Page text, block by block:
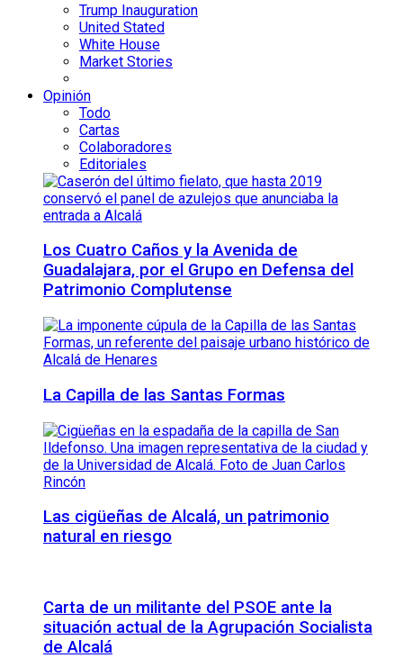
Trump Inauguration
United Stated
White House
Market Stories
Opinión
Todo
Cartas
Colaboradores
Editoriales
Los Cuatro Caños y la Avenida de
Guadalajara, por el Grupo en Defensa del
Patrimonio Complutense
La Capilla de las Santas Formas
Las cigüeñas de Alcalá, un patrimonio
natural en riesgo
Carta de un militante del PSOE ante la
situación actual de la Agrupación Socialista
de Alcalá